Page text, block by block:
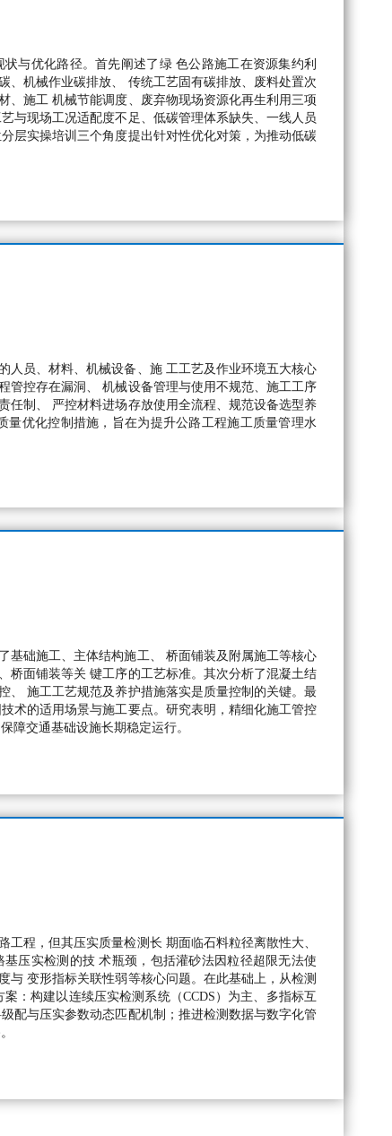
与优化路径。首先阐述了绿 色公路施工在资源集约利
、机械作业碳排放、 传统工艺固有碳排放、废料处置次
、施工 机械节能调度、废弃物现场资源化再生利用三项
与现场工况适配度不足、低碳管理体系缺失、一线人员
层实操培训三个角度提出针对性优化对策，为推动低碳
人员、材料、机械设备、施 工工艺及作业环境五大核心
管控存在漏洞、 机械设备管理与使用不规范、施工工序
任制、 严控材料进场存放使用全流程、规范设备选型养
优化控制措施，旨在为提升公路工程施工质量管理水
基础施工、主体结构施工、 桥面铺装及附属施工等核心
桥面铺装等关 键工序的工艺标准。其次分析了混凝土结
、 施工工艺规范及养护措施落实是质量控制的关键。最
术的适用场景与施工要点。研究表明，精细化施工管控
障交通基础设施长期稳定运行。
程，但其压实质量检测长 期面临石料粒径离散性大、
压实检测的技 术瓶颈，包括灌砂法因粒径超限无法使
与 变形指标关联性弱等核心问题。在此基础上，从检测
：构建以连续压实检测系统（CCDS）为主、多指标互
配与压实参数动态匹配机制；推进检测数据与数字化管